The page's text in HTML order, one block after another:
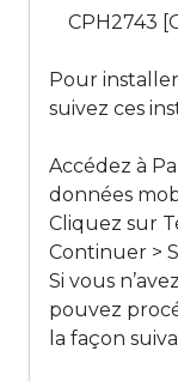
CPH2743
Pour
suivez ces
Accédez à
données
Cliquez sur
Continuer >
Si vous
pouvez
la façon